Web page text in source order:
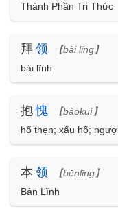
Thành Phần Tri Thức
拜 领
【bài lǐng】
bái lĩnh
抱愧
【bàokuì】
hổ thẹn; xấu hổ;
本 领
【běnlǐng】
Bản Lĩnh